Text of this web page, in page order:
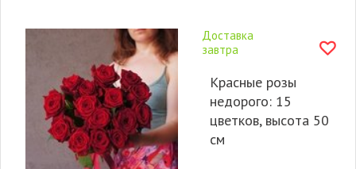
Доставка
завтра
Красные розы
недорого: 15
цветков, высота 50
см